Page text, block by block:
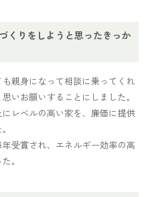
くりをしようと思ったきっか
親身になって相談に乗ってくれ
いお願いすることにしました。
レベルの高い家を、廉価に提供
受賞され、エネルギー効率の高
。